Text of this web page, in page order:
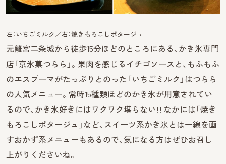
左：いちごミルク／右：焼きもろこしポタージュ
元離宮二条城から徒歩15分ほどのところにある、かき氷専門
店「京氷菓つらら」。果肉を感じるイチゴソースと、もふもふ
のエスプーマがたっぷりとのった「いちごミルク」はつらら
の人気メニュー。常時15種類ほどのかき氷が用意されてい
るので、かき氷好きにはワクワク堪らない!! なかには「焼き
もろこしポタージュ」など、スイーツ系かき氷とは一線を画
すおかず系メニューもあるので、気になる方はぜひお召し
上がりくださいね。